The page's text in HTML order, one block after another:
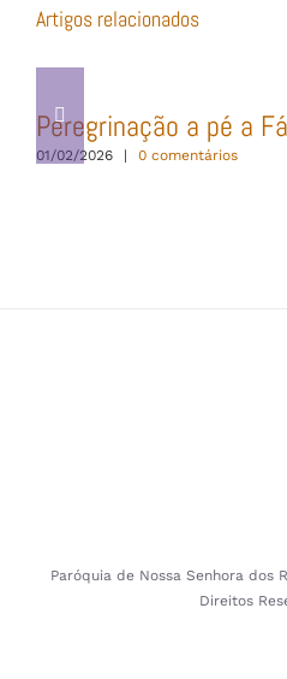
Artigos relacionados
Peregrinação a pé a
01/02/2026 | 0 comentários
Paróquia de Nossa Senhora dos
Direitos